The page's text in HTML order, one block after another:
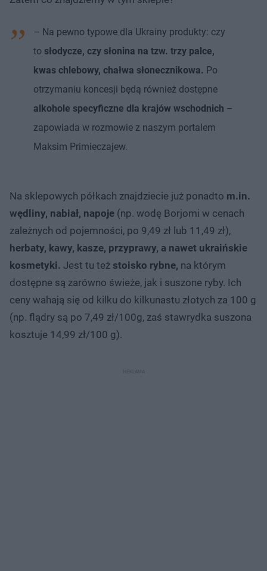
– Na pewno typowe dla Ukrainy produkty: czy
to słodycze, czy słonina na tzw. trzy palce,
kwas chlebowy, chałwa słonecznikowa. Po
otrzymaniu koncesji będą również dostępne
alkohole specyficzne dla krajów wschodnich –
zapowiada w rozmowie z naszym portalem
Maksim Primieczajew.
Na sklepowych półkach znajdziecie już ponadto m.in.
wędliny, nabiał, napoje (np. wodę Borjomi w cenach
zależnych od pojemności, po 9,49 zł lub 11,49 zł),
herbaty, kawy, kasze, przyprawy, a nawet ukraińskie
kosmetyki. Jest tu też stoisko rybne, na którym
dostępne są zarówno świeże, jak i suszone ryby. Ich
ceny wahają się od kilku do kilkunastu złotych za 100 g
(np. flądry są po 7,49 zł/100g, zaś stawrydka suszona
kosztuje 14,99 zł/100 g).